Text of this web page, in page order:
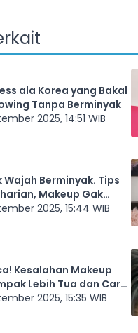
ala Korea yang Bakal
Tanpa Berminyak
2025, 14:51 WIB
Berminyak. Tips
Makeup Gak
2025, 15:44 WIB
Kesalahan Makeup
Lebih Tua dan Cara
2025, 15:35 WIB